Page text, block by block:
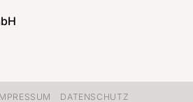
DATENSCHUTZ